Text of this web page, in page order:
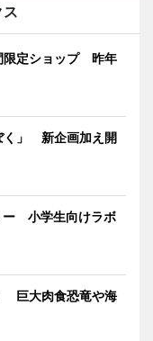
限定ショップ 昨年
く」 新企画加え開
ー 小学生向けラボ
巨大肉食恐竜や海